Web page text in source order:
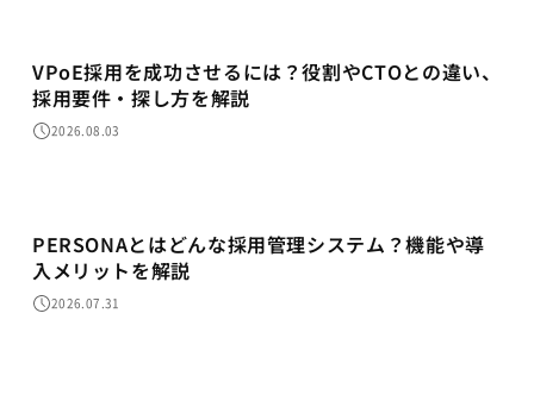
VPoE採用を成功させるには？役割やCTOとの違い、
採用要件・探し方を解説
2026.08.03
PERSONAとはどんな採用管理システム？機能や導
入メリットを解説
2026.07.31